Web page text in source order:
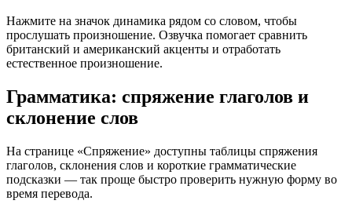
Нажмите на значок динамика рядом со словом, чтобы
прослушать произношение. Озвучка помогает сравнить
британский и американский акценты и отработать
естественное произношение.
Грамматика: спряжение глаголов и
склонение слов
На странице «Спряжение» доступны таблицы спряжения
глаголов, склонения слов и короткие грамматические
подсказки — так проще быстро проверить нужную форму во
время перевода.